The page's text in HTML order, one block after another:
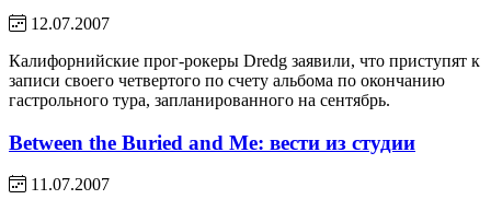
12.07.2007
Калифорнийские прог-рокеры Dredg заявили, что приступят к
записи своего четвертого по счету альбома по окончанию
гастрольного тура, запланированного на сентябрь.
Between the Buried and Me: вести из студии
11.07.2007